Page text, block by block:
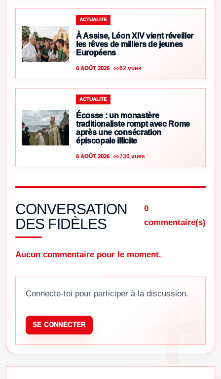
ACTUALITE
À Assise, Léon XIV vient réveiller
les rêves de milliers de jeunes
Européens
6 AOÛT 2026 62 vues
ACTUALITE
Écosse : un monastère
traditionaliste rompt avec Rome
après une consécration
épiscopale illicite
6 AOÛT 2026 730 vues
CONVERSATION
DES FIDÈLES
0
commentaire(s)
Aucun commentaire pour le moment.
Connecte-toi pour participer à la discussion.
SE CONNECTER